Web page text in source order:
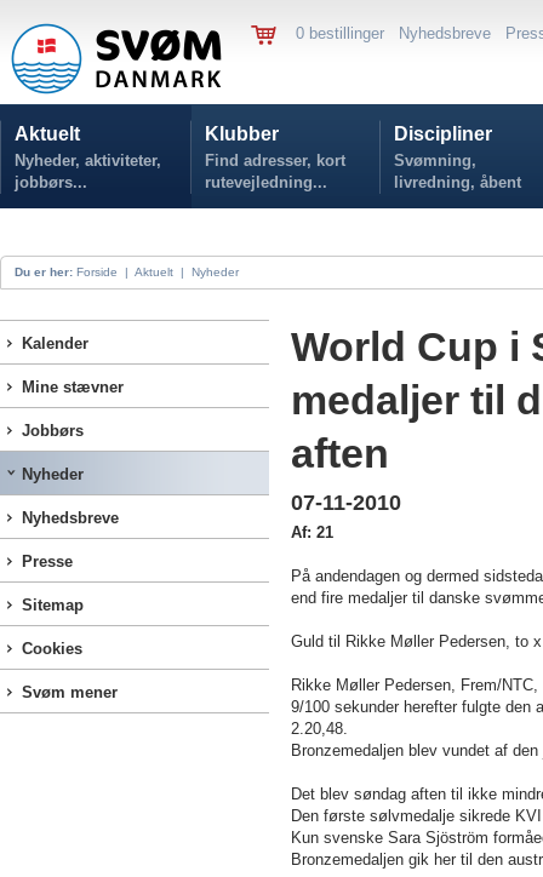
0 bestillinger Nyhedsbreve
Aktuelt
Nyheder, aktiviteter,
jobbørs...
Klubber
Find adresser, kort
rutevejledning...
Discipliner
Svømning,
livredning, åbent
vand...
Du er her: Forside | Aktuelt | Nyheder
Kalender
Mine stævner
Jobbørs
Nyheder
Nyhedsbreve
Presse
Sitemap
Cookies
Svøm mener
World Cup i
medaljer til
aften
07-11-2010
Af: 21
På andendagen og dermed
end fire medaljer til danske
Guld til Rikke Møller Pedersen, to
Rikke Møller Pedersen, Frem/
9/100 sekunder herefter fulgte
2.20,48.
Bronzemedaljen blev vundet af
Det blev søndag aften til ikke
Den første sølvmedalje sikrede
Kun svenske Sara Sjöström
Bronzemedaljen gik her til den